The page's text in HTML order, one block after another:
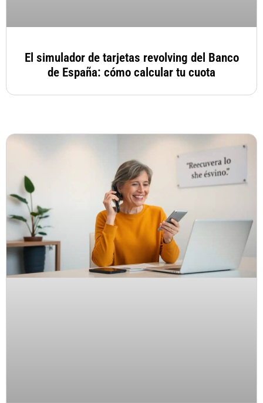
El simulador de tarjetas revolving del Banco
de España: cómo calcular tu cuota